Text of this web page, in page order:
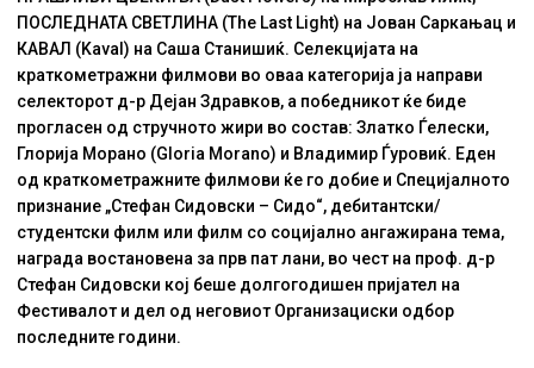
ПОСЛЕДНАТА СВЕТЛИНА (The Last Light) на Јован Саркањац и
КАВАЛ (Kaval) на Саша Станишиќ. Селекцијата на
краткометражни филмови во оваа категорија ја направи
селекторот д-р Дејан Здравков, а победникот ќе биде
прогласен од стручното жири во состав: Златко Ѓелески,
Глорија Морано (Gloria Morano) и Владимир Ѓуровиќ. Еден
од краткометражните филмови ќе го добие и Специјалното
признание „Стефан Сидовски – Сидо“, дебитантски/
студентски филм или филм со социјално ангажирана тема,
награда востановена за прв пат лани, во чест на проф. д-р
Стефан Сидовски кој беше долгогодишен пријател на
Фестивалот и дел од неговиот Организациски одбор
последните години.